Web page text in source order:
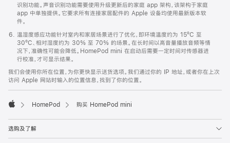
识别功能。声音识别功能需要使用升级更新后的家庭 app 架构，该架构于家庭
app 中单独提供。它要求所有连接家居配件的 Apple 设备均使用最新版本软
件。
温湿度感应功能针对室内和家居场景进行了优化，即环境温度约为 15ºC 至
30ºC、相对湿度约为 30% 至 70% 的场景。在长时间以高音量播放音频等情
况下，准确性可能会降低。HomePod mini 在启动后需要一定时间对传感器进
行校准，才可显示结果。
我们会使用你所在位置，为你更快显示送货选项。我们通过你的 IP 地址，或者你在上次
访问 Apple 网站时输入的位置信息，找到了你的位置。
HomePod 购买 HomePod mini
选购及了解